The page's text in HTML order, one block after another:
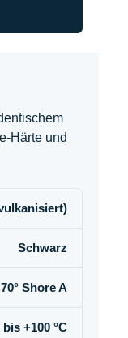
Härte und
Schwarz
70° Shore A
bis +100 °C